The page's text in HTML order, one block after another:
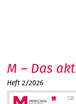
M – Das
Heft 2/2026